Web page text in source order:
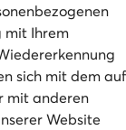
mit Ihrem
sich mit dem auf
mit anderen
Website